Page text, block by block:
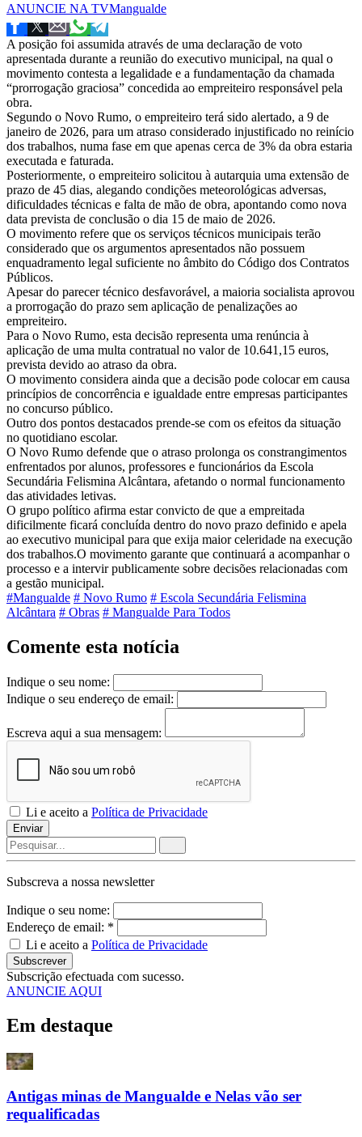
ANUNCIE NA TVMangualde
A posição foi assumida através de uma declaração de voto
apresentada durante a reunião do executivo municipal, na qual o
movimento contesta a legalidade e a fundamentação da chamada
“prorrogação graciosa” concedida ao empreiteiro responsável pela
obra.
Segundo o Novo Rumo, o empreiteiro terá sido alertado, a 9 de
janeiro de 2026, para um atraso considerado injustificado no reinício
dos trabalhos, numa fase em que apenas cerca de 3% da obra estaria
executada e faturada.
Posteriormente, o empreiteiro solicitou à autarquia uma extensão de
prazo de 45 dias, alegando condições meteorológicas adversas,
dificuldades técnicas e falta de mão de obra, apontando como nova
data prevista de conclusão o dia 15 de maio de 2026.
O movimento refere que os serviços técnicos municipais terão
considerado que os argumentos apresentados não possuem
enquadramento legal suficiente no âmbito do Código dos Contratos
Públicos.
Apesar do parecer técnico desfavorável, a maioria socialista aprovou
a prorrogação do prazo sem aplicação de penalizações ao
empreiteiro.
Para o Novo Rumo, esta decisão representa uma renúncia à
aplicação de uma multa contratual no valor de 10.641,15 euros,
prevista devido ao atraso da obra.
O movimento considera ainda que a decisão pode colocar em causa
princípios de concorrência e igualdade entre empresas participantes
no concurso público.
Outro dos pontos destacados prende-se com os efeitos da situação
no quotidiano escolar.
O Novo Rumo defende que o atraso prolonga os constrangimentos
enfrentados por alunos, professores e funcionários da Escola
Secundária Felismina Alcântara, afetando o normal funcionamento
das atividades letivas.
O grupo político afirma estar convicto de que a empreitada
dificilmente ficará concluída dentro do novo prazo definido e apela
ao executivo municipal para que exija maior celeridade na execução
dos trabalhos.O movimento garante que continuará a acompanhar o
processo e a intervir publicamente sobre decisões relacionadas com
a gestão municipal.
#Mangualde # Novo Rumo # Escola Secundária Felismina
Alcântara # Obras # Mangualde Para Todos
Comente esta notícia
Indique o seu nome:
Indique o seu endereço de email:
Escreva aqui a sua mensagem:
Li e aceito a Política de Privacidade
Enviar
Subscreva a nossa newsletter
Indique o seu nome:
Endereço de email: *
Li e aceito a Política de Privacidade
Subscrever
Subscrição efectuada com sucesso.
ANUNCIE AQUI
Em destaque
Antigas minas de Mangualde e Nelas vão ser
requalificadas